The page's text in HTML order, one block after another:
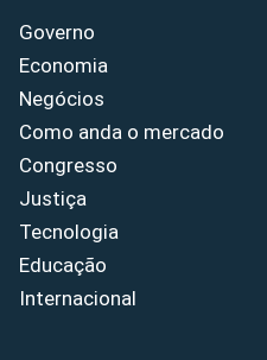
Governo
Economia
Negócios
Como anda o mercado
Congresso
Justiça
Tecnologia
Educação
Internacional